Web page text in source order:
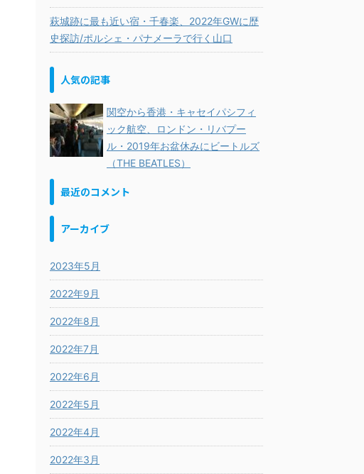
萩城跡に最も近い宿・千春楽、2022年GWに歴
史探訪/ポルシェ・パナメーラで行く山口
人気の記事
関空から香港・キャセイパシフィ
ック航空、ロンドン・リバプー
ル・2019年お盆休みにビートルズ
（THE BEATLES）
最近のコメント
アーカイブ
2023年5月
2022年9月
2022年8月
2022年7月
2022年6月
2022年5月
2022年4月
2022年3月